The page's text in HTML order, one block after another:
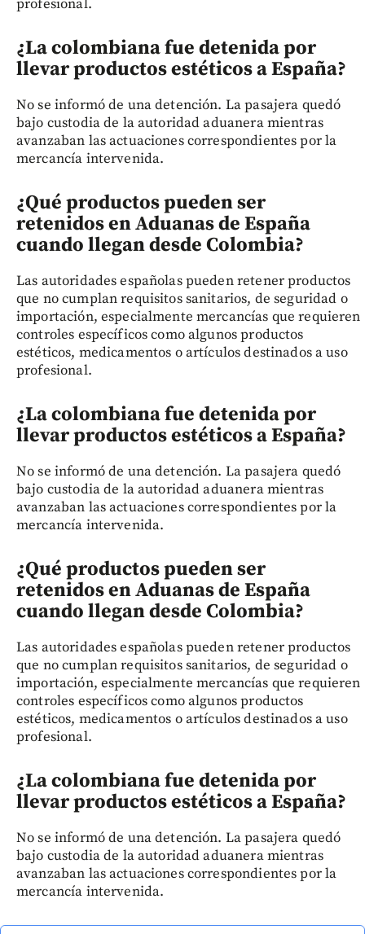
profesional.
¿La colombiana fue detenida por
llevar productos estéticos a España?
No se informó de una detención. La pasajera quedó
bajo custodia de la autoridad aduanera mientras
avanzaban las actuaciones correspondientes por la
mercancía intervenida.
¿Qué productos pueden ser
retenidos en Aduanas de España
cuando llegan desde Colombia?
Las autoridades españolas pueden retener productos
que no cumplan requisitos sanitarios, de seguridad o
importación, especialmente mercancías que requieren
controles específicos como algunos productos
estéticos, medicamentos o artículos destinados a uso
profesional.
¿La colombiana fue detenida por
llevar productos estéticos a España?
No se informó de una detención. La pasajera quedó
bajo custodia de la autoridad aduanera mientras
avanzaban las actuaciones correspondientes por la
mercancía intervenida.
¿Qué productos pueden ser
retenidos en Aduanas de España
cuando llegan desde Colombia?
Las autoridades españolas pueden retener productos
que no cumplan requisitos sanitarios, de seguridad o
importación, especialmente mercancías que requieren
controles específicos como algunos productos
estéticos, medicamentos o artículos destinados a uso
profesional.
¿La colombiana fue detenida por
llevar productos estéticos a España?
No se informó de una detención. La pasajera quedó
bajo custodia de la autoridad aduanera mientras
avanzaban las actuaciones correspondientes por la
mercancía intervenida.